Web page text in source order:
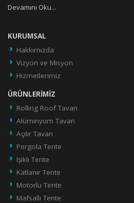
Devamını Oku...
KURUMSAL
Hakkımızda
Vizyon ve Misyon
Hizmetlerimiz
ÜRÜNLERIMIZ
Rolling Roof Tavan
Alüminyum Tavan
Açılır Tavan
Pergola Tente
Işıklı Tente
Katlanır Tente
Motorlu Tente
Mafsallı Tente